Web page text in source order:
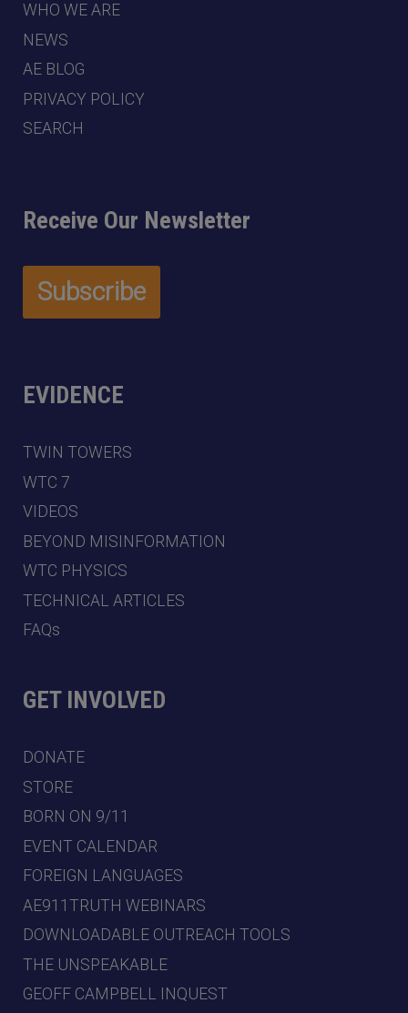
WHO WE ARE
NEWS
AE BLOG
PRIVACY POLICY
SEARCH
Receive Our Newsletter
EVIDENCE
TWIN TOWERS
WTC 7
VIDEOS
BEYOND MISINFORMATION
WTC PHYSICS
TECHNICAL ARTICLES
FAQs
GET INVOLVED
DONATE
STORE
BORN ON 9/11
EVENT CALENDAR
FOREIGN LANGUAGES
AE911TRUTH WEBINARS
DOWNLOADABLE OUTREACH TOOLS
THE UNSPEAKABLE
GEOFF CAMPBELL INQUEST